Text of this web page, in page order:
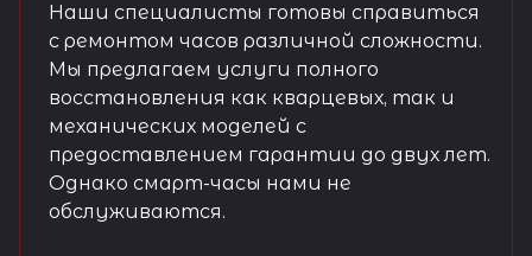
Наши специалисты готовы справиться
с ремонтом часов различной сложности.
Мы предлагаем услуги полного
восстановления как кварцевых, так и
механических моделей с
предоставлением гарантии до двух лет.
Однако смарт-часы нами не
обслуживаются.